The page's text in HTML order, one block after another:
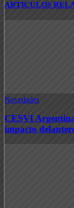
ARTICULOS
Novedades
CESVI
impacto